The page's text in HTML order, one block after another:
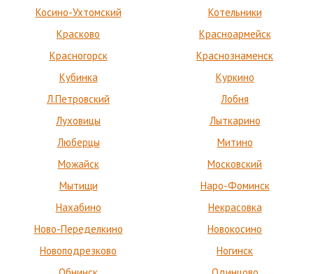
Косино-Ухтомский
Котельники
Красково
Красноармейск
Красногорск
Краснознаменск
Кубинка
Куркино
Л.Петровский
Лобня
Луховицы
Лыткарино
Люберцы
Митино
Можайск
Московский
Мытищи
Наро-Фоминск
Нахабино
Некрасовка
Ново-Переделкино
Новокосино
Новоподрезково
Ногинск